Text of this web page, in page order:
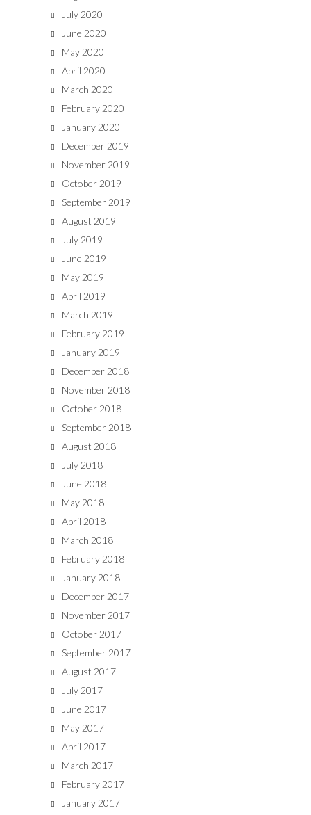
July 2020
June 2020
May 2020
April 2020
March 2020
February 2020
January 2020
December 2019
November 2019
October 2019
September 2019
August 2019
July 2019
June 2019
May 2019
April 2019
March 2019
February 2019
January 2019
December 2018
November 2018
October 2018
September 2018
August 2018
July 2018
June 2018
May 2018
April 2018
March 2018
February 2018
January 2018
December 2017
November 2017
October 2017
September 2017
August 2017
July 2017
June 2017
May 2017
April 2017
March 2017
February 2017
January 2017